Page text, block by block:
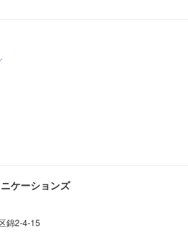
ケーションズ
錦2-4-15